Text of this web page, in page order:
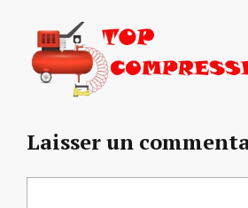
Laisser un